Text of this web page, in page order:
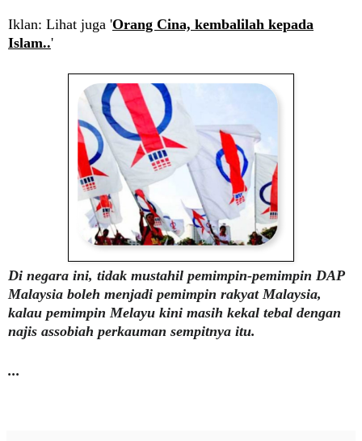
Iklan: Lihat juga 'Orang Cina, kembalilah kepada
Islam..'
Di negara ini, tidak mustahil pemimpin-pemimpin DAP
Malaysia boleh menjadi pemimpin rakyat Malaysia,
kalau pemimpin Melayu kini masih kekal tebal dengan
najis assobiah perkauman sempitnya itu.
...